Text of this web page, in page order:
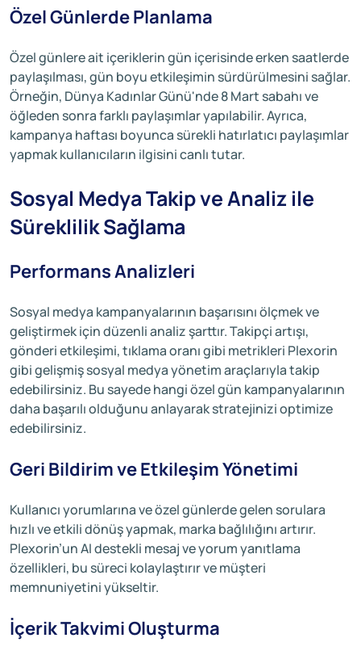
Özel Günlerde Planlama
Özel günlere ait içeriklerin gün içerisinde erken saatlerde
paylaşılması, gün boyu etkileşimin sürdürülmesini sağlar.
Örneğin, Dünya Kadınlar Günü'nde 8 Mart sabahı ve
öğleden sonra farklı paylaşımlar yapılabilir. Ayrıca,
kampanya haftası boyunca sürekli hatırlatıcı paylaşımlar
yapmak kullanıcıların ilgisini canlı tutar.
Sosyal Medya Takip ve Analiz ile
Süreklilik Sağlama
Performans Analizleri
Sosyal medya kampanyalarının başarısını ölçmek ve
geliştirmek için düzenli analiz şarttır. Takipçi artışı,
gönderi etkileşimi, tıklama oranı gibi metrikleri Plexorin
gibi gelişmiş sosyal medya yönetim araçlarıyla takip
edebilirsiniz. Bu sayede hangi özel gün kampanyalarının
daha başarılı olduğunu anlayarak stratejinizi optimize
edebilirsiniz.
Geri Bildirim ve Etkileşim Yönetimi
Kullanıcı yorumlarına ve özel günlerde gelen sorulara
hızlı ve etkili dönüş yapmak, marka bağlılığını artırır.
Plexorin’un AI destekli mesaj ve yorum yanıtlama
özellikleri, bu süreci kolaylaştırır ve müşteri
memnuniyetini yükseltir.
İçerik Takvimi Oluşturma